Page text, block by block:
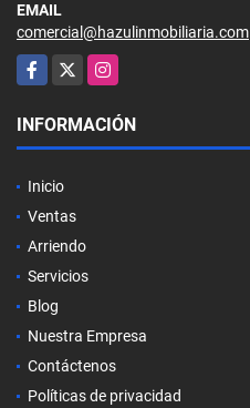
EMAIL
comercial@hazulinmobiliaria.com
Facebook
X Instagram
INFORMACIÓN
Inicio
Ventas
Arriendo
Servicios
Blog
Nuestra Empresa
Contáctenos
Políticas de privacidad